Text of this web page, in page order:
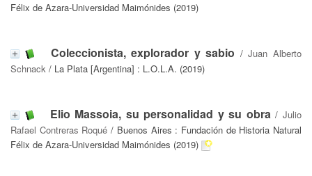
Félix de Azara-Universidad Maimónides (2019)
Coleccionista, explorador y sabio /Juan Alberto
Schnack / La Plata [Argentina] : L.O.L.A. (2019)
Elio Massoia, su personalidad y su obra/Julio
Rafael Contreras Roqué / Buenos Aires : Fundación de Historia Natural
Félix de Azara-Universidad Maimónides (2019)